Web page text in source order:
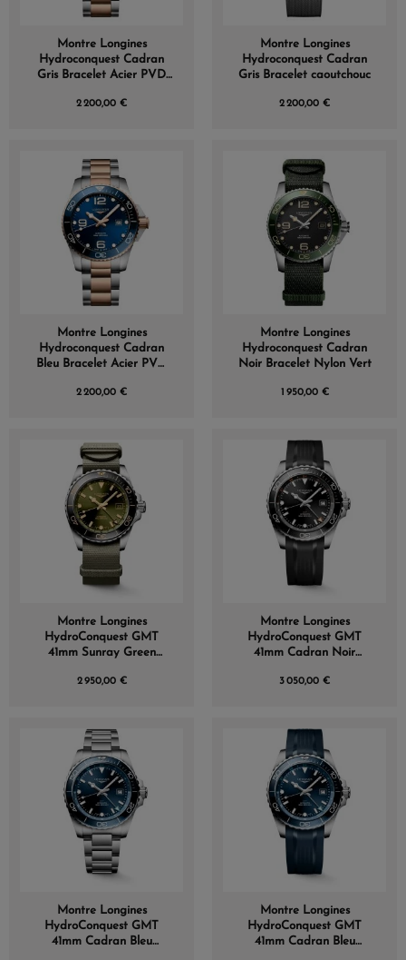
Montre Longines
Hydroconquest Cadran
Gris Bracelet Acier PVD
2 200,00 €
Montre Longines
Hydroconquest Cadran
Gris Bracelet caoutchouc
2 200,00 €
Montre Longines
Hydroconquest Cadran
Bleu Bracelet Acier PVD
2 200,00 €
Montre Longines
Hydroconquest Cadran
Noir Bracelet Nylon Vert
1 950,00 €
Montre Longines
HydroConquest GMT
41mm Sunray Green
2 950,00 €
Montre Longines
HydroConquest GMT
41mm Cadran Noir
3 050,00 €
Montre Longines
HydroConquest GMT
41mm Cadran Bleu
Montre Longines
HydroConquest GMT
41mm Cadran Bleu